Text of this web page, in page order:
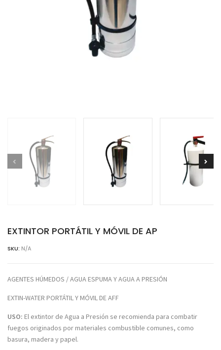
EXTINTOR PORTÁTIL Y MÓVIL DE AP
SKU: N/A
AGENTES HÚMEDOS / AGUA ESPUMA Y AGUA A PRESIÓN
EXTIN-WATER PORTÁTIL Y MÓVIL DE AFF
USO: El extintor de Agua a Presión se recomienda para combatir
fuegos originados por materiales combustible comunes, como
basura, madera y papel.